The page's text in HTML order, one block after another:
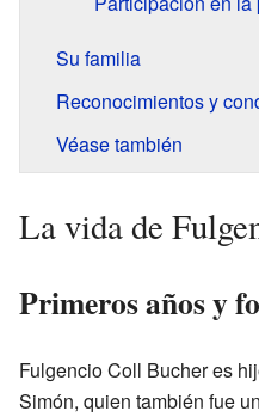
Su familia
Reconocimientos y
Véase también
La vida de
Primeros años y
Fulgencio Coll Bucher es
Simón, quien también fue